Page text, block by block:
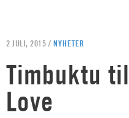
2 JULI, 2015 / NYHETER
Timbuktu
Love